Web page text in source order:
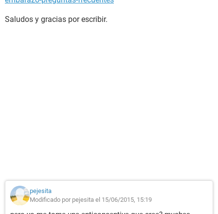
Saludos y gracias por escribir.
pejesita
Modificado por pejesita el 15/06/2015, 15:19